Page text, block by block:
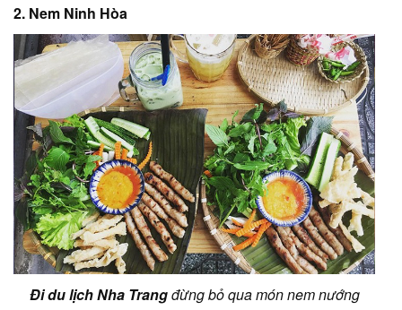
2. Nem Ninh Hòa
Đi du lịch Nha Trangđừng bỏ qua món nem nướng